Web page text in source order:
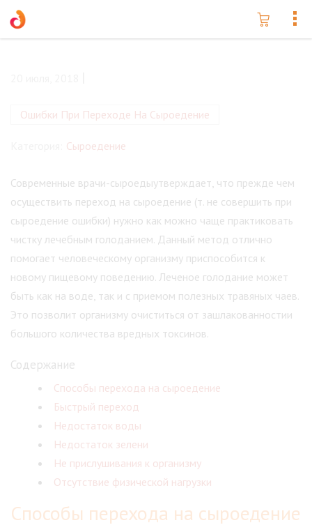
Ошибки При Переходе На Сыроедение
Сыроедение
Современные врачи-сыроедыутверждает, что прежде чем
осуществить переход на сыроедение (т. не совершить при
сыроедение ошибки) нужно как можно чаще практиковать
чистку лечебным голоданием. Данный метод отлично
помогает человеческому организму приспособится к
новому пищевому поведению. Леченое голодание может
быть как на воде, так и с приемом полезных травяных чаев.
Это позволит организму очиститься от зашлакованностии
большого количества вредных токсинов.
Содержание
Способы перехода на сыроедение
Быстрый переход
Недостаток воды
Недостаток зелени
Не прислушивания к организму
Отсутствие физической нагрузки
Способы перехода на сыроедение